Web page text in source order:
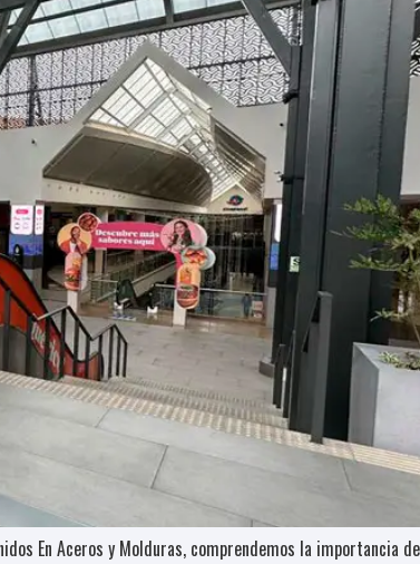
En Aceros y Molduras, comprendemos la importancia